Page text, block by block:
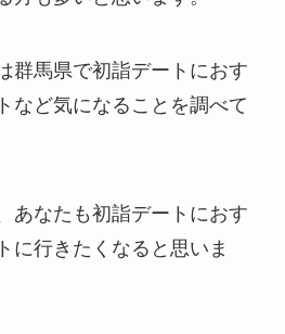
群馬県で初詣デートにおす
など気になることを調べて
あなたも初詣デートにおす
に行きたくなると思いま